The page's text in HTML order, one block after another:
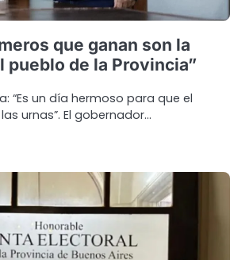
que ganan son la
pueblo de la Provincia”
“Es un día hermoso para que el
urnas”. El gobernador…